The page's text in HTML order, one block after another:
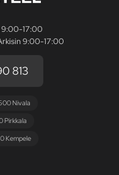
9:00-17:00
9:00-17:00
813
Nivala
Pirkkala
Kempele